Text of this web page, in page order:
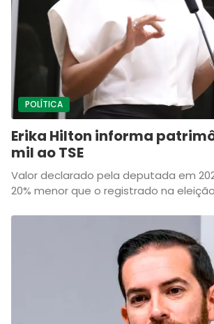
POLÍTICA
Erika Hilton informa
mil ao TSE
Valor declarado pela deputada em
20% menor que o registrado na